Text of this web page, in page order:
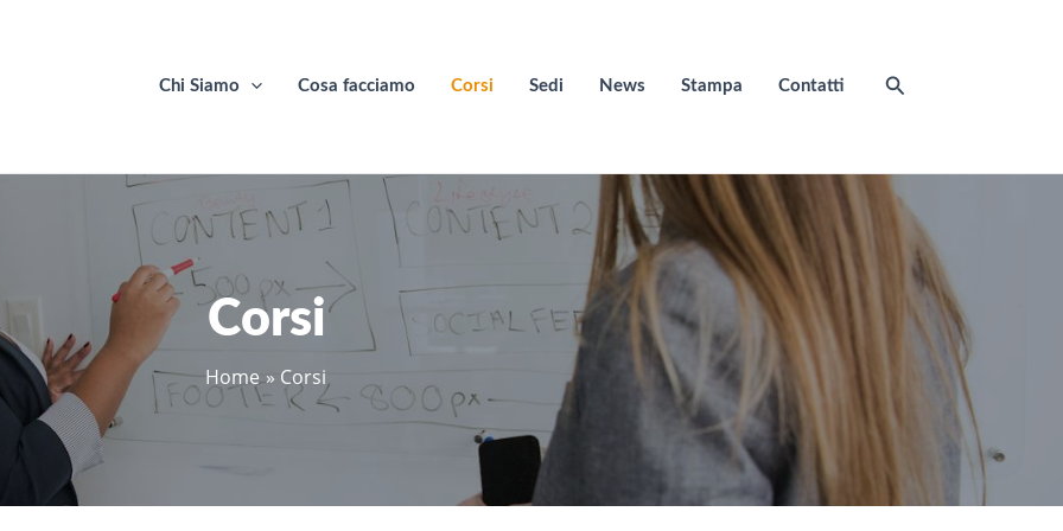
Chi Siamo Cosa facciamo Corsi Sedi News Stampa Contatti Cerca
Corsi
Home Corsi